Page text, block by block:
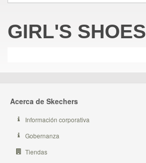
GIRL'S SHOES
Acerca de Skechers
Información corporativa
Gobernanza
Tiendas